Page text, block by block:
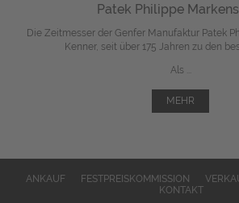
Patek Philippe
Die Zeitmesser der Genfer Manufaktur Patek
Kenner, seit über 175 Jahren zu den
Als ...
MEHR
ANKAUF FESTPREISKOMMISSION
KONTAKT